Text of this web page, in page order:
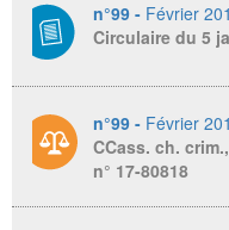
n°99 - Février
Circulaire du 5
n°99 - Février
CCass. ch.
n° 17-80818